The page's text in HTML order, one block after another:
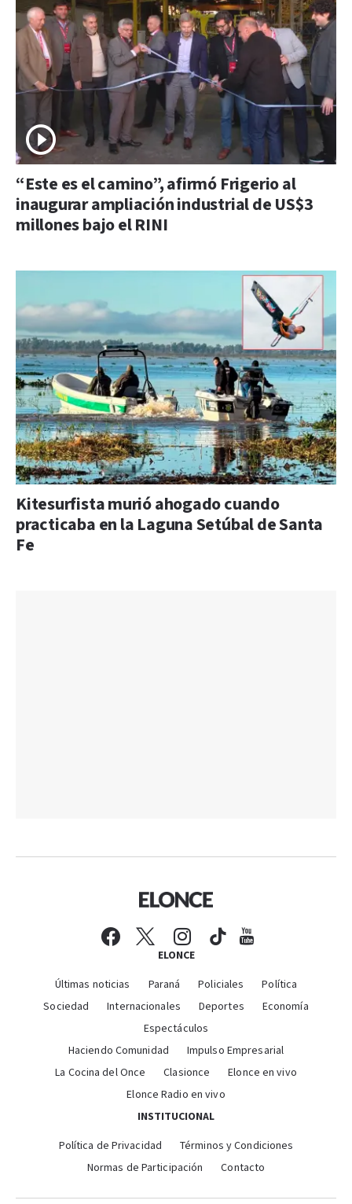
“Este es el camino”, afirmó Frigerio al
inaugurar ampliación industrial de US$3
millones bajo el RINI
Kitesurfista murió ahogado cuando
practicaba en la Laguna Setúbal de Santa
Fe
ELONCE
Últimas noticias Paraná Policiales
Política
Sociedad
Internacionales Deportes
Economía
Espectáculos
Haciendo Comunidad
Impulso Empresarial
La Cocina del Once
Clasionce
Elonce en vivo
Elonce Radio en vivo
INSTITUCIONAL
Política de Privacidad
Términos y Condiciones
Normas de Participación
Contacto